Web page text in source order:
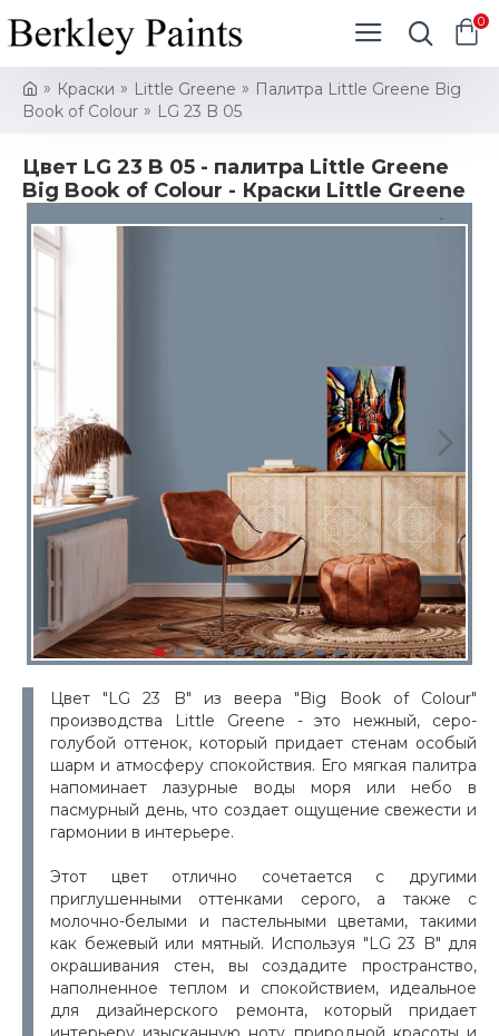
0
Краски Little Greene
Палитра Little Greene Big
Book of Colour
LG 23 B 05
Цвет LG 23 B 05 - палитра Little Greene
Big Book of Colour - Краски Little Greene
Цвет "LG 23 B" из веера "Big Book of Colour"
производства Little Greene - это нежный, серо-
голубой оттенок, который придает стенам особый
шарм и атмосферу спокойствия. Его мягкая палитра
напоминает лазурные воды моря или небо в
пасмурный день, что создает ощущение свежести и
гармонии в интерьере.
Этот цвет отлично сочетается с другими
приглушенными оттенками серого, а также с
молочно-белыми и пастельными цветами, такими
как бежевый или мятный. Используя "LG 23 B" для
окрашивания стен, вы создадите пространство,
наполненное теплом и спокойствием, идеальное
для дизайнерского ремонта, который придает